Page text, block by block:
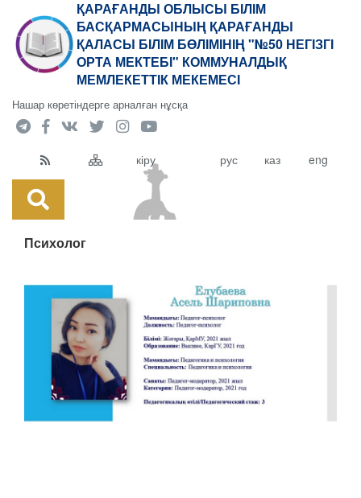
ҚАРАҒАНДЫ ОБЛЫСЫ БІЛІМ
БАСҚАРМАСЫНЫҢ ҚАРАҒАНДЫ
ҚАЛАСЫ БІЛІМ БӨЛІМІНІҢ "№50 НЕГІЗГІ
ОРТА МЕКТЕБІ" КОММУНАЛДЫҚ
МЕМЛЕКЕТТІК МЕКЕМЕСІ
Нашар көретіндерге арналған нұсқа
кіру рус каз eng
Психолог